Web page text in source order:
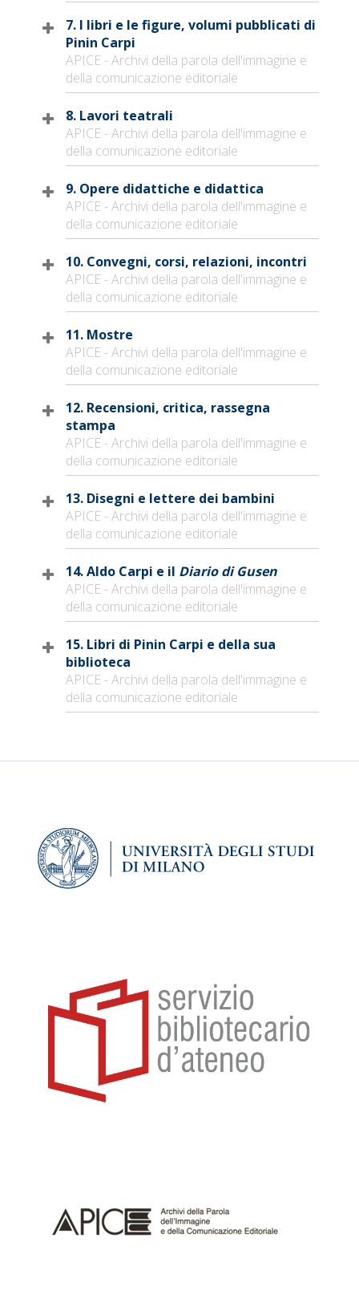
7. I libri e le figure, volumi pubblicati di
Pinin Carpi
APICE - Archivi della parola dell'immagine e
della comunicazione editoriale
8. Lavori teatrali
APICE - Archivi della parola dell'immagine e
della comunicazione editoriale
9. Opere didattiche e didattica
APICE - Archivi della parola dell'immagine e
della comunicazione editoriale
10. Convegni, corsi, relazioni, incontri
APICE - Archivi della parola dell'immagine e
della comunicazione editoriale
11. Mostre
APICE - Archivi della parola dell'immagine e
della comunicazione editoriale
12. Recensioni, critica, rassegna
stampa
APICE - Archivi della parola dell'immagine e
della comunicazione editoriale
13. Disegni e lettere dei bambini
APICE - Archivi della parola dell'immagine e
della comunicazione editoriale
14. Aldo Carpi e il Diario di Gusen
APICE - Archivi della parola dell'immagine e
della comunicazione editoriale
15. Libri di Pinin Carpi e della sua
biblioteca
APICE - Archivi della parola dell'immagine e
della comunicazione editoriale